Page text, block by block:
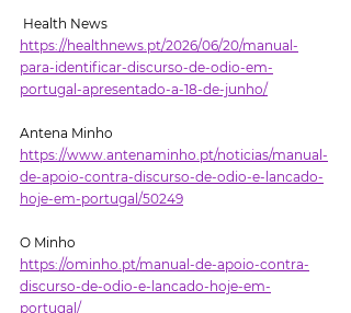
Health News
https://healthnews.pt/2026/06/20/manual-
para-identificar-discurso-de-odio-em-
portugal-apresentado-a-18-de-junho/
Antena Minho
https://www.antenaminho.pt/noticias/manual-
de-apoio-contra-discurso-de-odio-e-lancado-
hoje-em-portugal/50249
O Minho
https://ominho.pt/manual-de-apoio-contra-
discurso-de-odio-e-lancado-hoje-em-
portugal/